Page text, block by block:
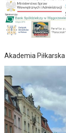
Akademia